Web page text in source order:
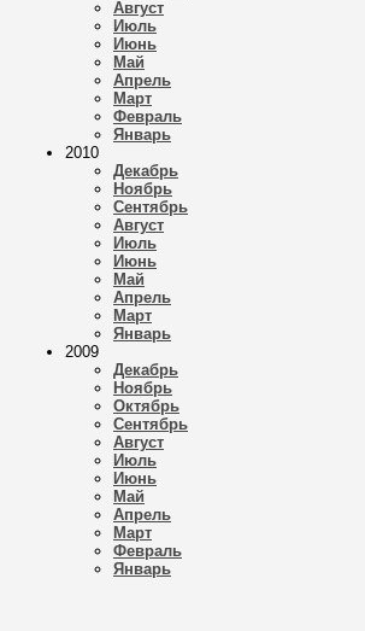
Август
Июль
Июнь
Май
Апрель
Март
Февраль
Январь
2010
Декабрь
Ноябрь
Сентябрь
Август
Июль
Июнь
Май
Апрель
Март
Январь
2009
Декабрь
Ноябрь
Октябрь
Сентябрь
Август
Июль
Июнь
Май
Апрель
Март
Февраль
Январь